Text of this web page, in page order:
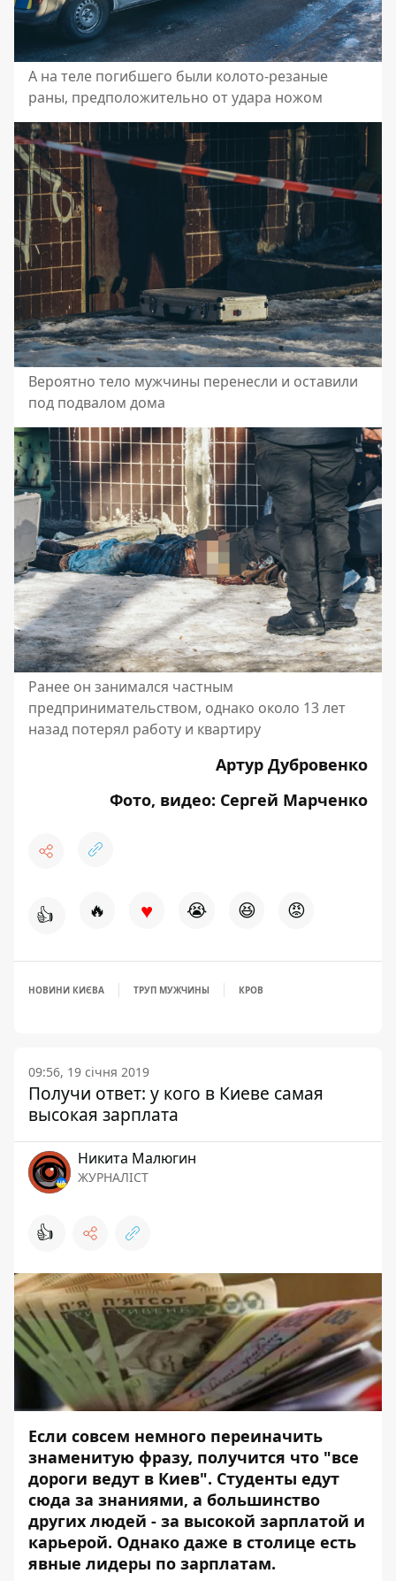
А на теле погибшего были колото-резаные
раны, предположительно от удара ножом
Вероятно тело мужчины перенесли и оставили
под подвалом дома
Ранее он занимался частным
предпринимательством, однако около 13 лет
назад потерял работу и квартиру
Артур Дубровенко
Фото, видео: Сергей Марченко
👍 🔥 ♥ 😭 😆 😡
НОВИНИ КИЄВА ТРУП МУЖЧИНЫ КРОВ
09:56, 19 січня 2019
Получи ответ: у кого в Киеве самая
высокая зарплата
Никита Малюгин
ЖУРНАЛІСТ
👍
Если совсем немного переиначить
знаменитую фразу, получится что "все
дороги ведут в Киев". Студенты едут
сюда за знаниями, а большинство
других людей - за высокой зарплатой и
карьерой. Однако даже в столице есть
явные лидеры по зарплатам.